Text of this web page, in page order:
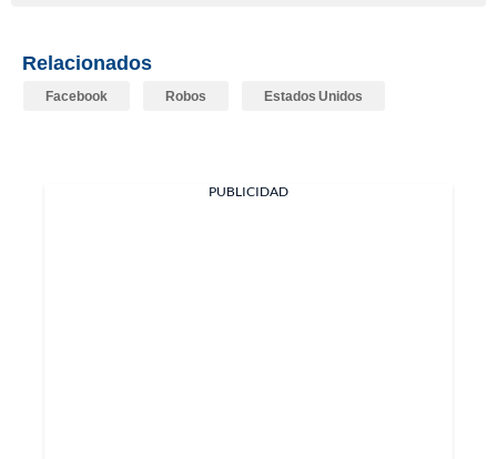
Relacionados
Facebook Robos Estados Unidos
PUBLICIDAD